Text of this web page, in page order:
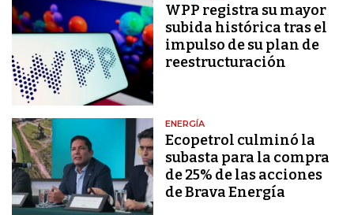
WPP registra su mayor
subida histórica tras el
impulso de su plan de
reestructuración
ENERGÍA
Ecopetrol culminó la
subasta para la compra
de 25% de las acciones
de Brava Energía